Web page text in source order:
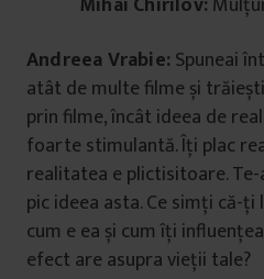
Andreea Vrabie: Spuneai
atât de multe filme și
prin filme, încât ideea de
foarte stimulantă. Îți plac
realitatea e plictisitoare.
pic ideea asta. Ce simți că-
cum e ea și cum îți
efect are asupra vieții tale?